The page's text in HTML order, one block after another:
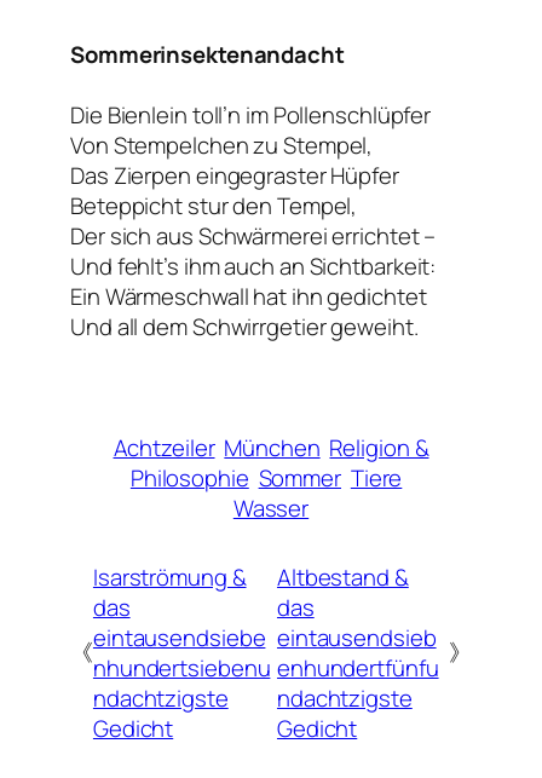
Sommerinsektenandacht
Die Bienlein toll’n im Pollenschlüpfer
Von Stempelchen zu Stempel,
Das Zierpen eingegraster Hüpfer
Beteppicht stur den Tempel,
Der sich aus Schwärmerei errichtet –
Und fehlt’s ihm auch an Sichtbarkeit:
Ein Wärmeschwall hat ihn gedichtet
Und all dem Schwirrgetier geweiht.
Achtzeiler München Religion &
Philosophie Sommer Tiere
Wasser
《
Isarströmung &
das
eintausendsiebe
nhundertsiebenu
ndachtzigste
Gedicht
Altbestand &
das
eintausendsieb
enhundertfünfu
ndachtzigste
Gedicht
》